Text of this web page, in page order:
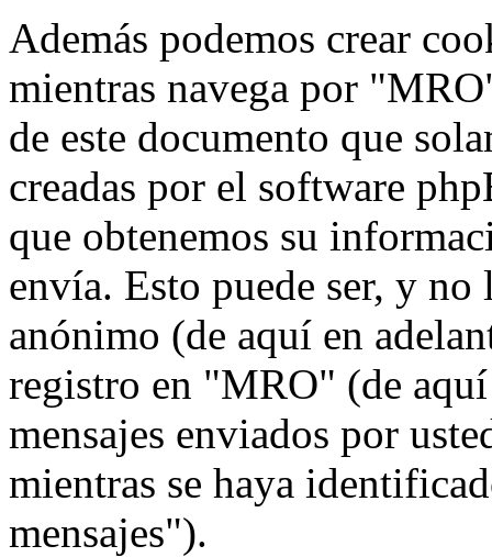
Además podemos crear
mientras navega por
de este documento que
creadas por el software
que obtenemos su
envía. Esto puede ser, y
anónimo (de aquí en
registro en "MRO" (de
mensajes enviados por
mientras se haya
mensajes").